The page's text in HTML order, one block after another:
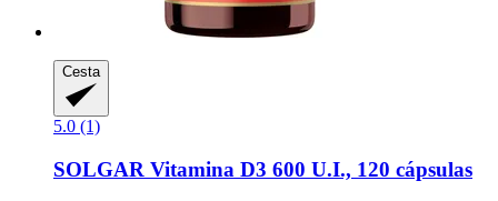
Cesta
5.0 (1)
SOLGAR Vitamina D3 600 U.I., 120 cápsulas